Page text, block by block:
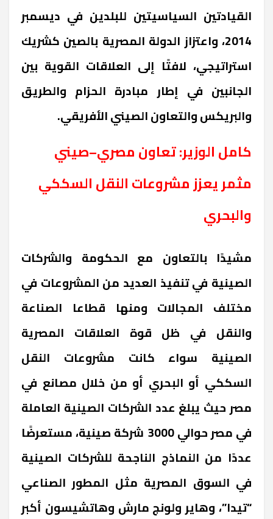
القيادتين السياسيتين للبلدين في ديسمبر
2014، واعتزاز الدولة المصرية بالصين كشريك
استراتيجي، لافتًا إلى العلاقات القوية بين
الجانبين في إطار مبادرة الحزام والطريق
والبريكس والتعاون الصيني الأفريقي.
كامل الوزير: تعاون مصري–صيني
مثمر يعزز مشروعات النقل السككي
والبحري
مشيدًا بالتعاون مع الحكومة والشركات
الصينية في تنفيذ العديد من المشروعات في
مختلف المجالات ومنها قطاعا الصناعة
والنقل في ظل قوة العلاقات المصرية
الصينية سواء كانت مشروعات النقل
السككي أو البحري أو من خلال مصانع في
مصر حيث يبلغ عدد الشركات الصينية العاملة
في مصر حوالي 3000 شركة صينية، مستعرضًا
عددًا من النماذج الناجحة للشركات الصينية
في السوق المصرية مثل المطور الصناعي
“تيدا”، وهاير ولونج مارش وهاتشيسون أكبر